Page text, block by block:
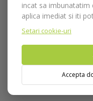
incat sa imbunatatim
aplica imediat si iti
Setari cookie-uri
Accepta
Acasa Optica Lupe
pentru EOS
Nu puteti plasa